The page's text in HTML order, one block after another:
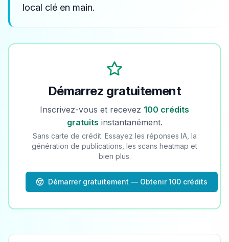
local clé en main.
Démarrez gratuitement
Inscrivez-vous et recevez 100 crédits
gratuits instantanément.
Sans carte de crédit. Essayez les réponses IA, la
génération de publications, les scans heatmap et
bien plus.
Démarrer gratuitement — Obtenir 100 crédits